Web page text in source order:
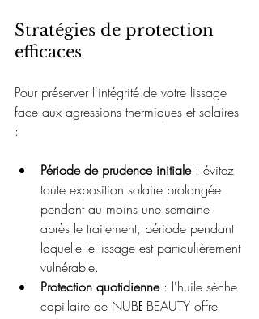
Stratégies de protection
efficaces
Pour préserver l'intégrité de votre lissage
face aux agressions thermiques et solaires
:
Période de prudence initiale : évitez
toute exposition solaire prolongée
pendant au moins une semaine
après le traitement, période pendant
laquelle le lissage est particulièrement
vulnérable.
Protection quotidienne : l'huile sèche
capillaire de NUBĒ BEAUTY offre